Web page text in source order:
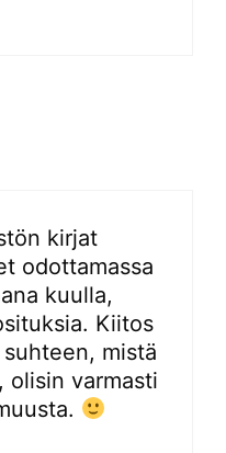
kirjat
odottamassa
kuulla,
Kiitos
mistä
olisin varmasti